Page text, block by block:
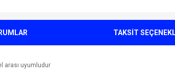
TAKSİT
arası uyumludur